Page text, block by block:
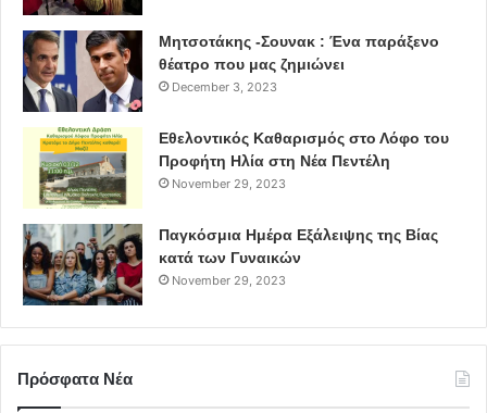
Μητσοτάκης -Σουνακ : Ένα παράξενο
θέατρο που μας ζημιώνει
December 3, 2023
Εθελοντικός Καθαρισμός στο Λόφο του
Προφήτη Ηλία στη Νέα Πεντέλη
November 29, 2023
Παγκόσμια Ημέρα Εξάλειψης της Βίας
κατά των Γυναικών
November 29, 2023
Πρόσφατα Νέα